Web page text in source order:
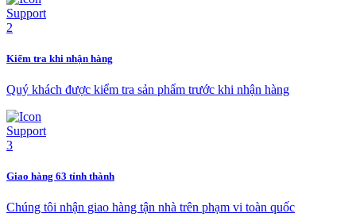
Kiểm tra khi nhận hàng
Quý khách được kiểm tra sản phẩm trước khi nhận hàng
Giao hàng 63 tỉnh thành
Chúng tôi nhận giao hàng tận nhà trên phạm vi toàn quốc